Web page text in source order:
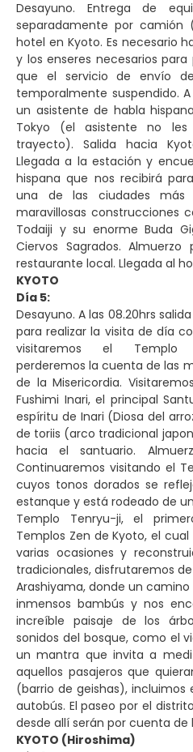
Desayuno. Entrega de
separadamente por camión
hotel en Kyoto. Es necesario
y los enseres necesarios
que el servicio de envío
temporalmente suspendido.
un asistente de habla
Tokyo (el asistente no
trayecto). Salida hacia
Llegada a la estación y
hispana que nos recibirá
una de las ciudades más
maravillosas construcciones
Todaiji y su enorme Buda
Ciervos Sagrados.
restaurante local. Llegada al
KYOTO
Día 5:
Desayuno. A las 08.20hrs
para realizar la visita de día
visitaremos el Templo
perderemos la cuenta de las
de la Misericordia.
Fushimi Inari, el principal
espíritu de Inari (Diosa del
de toriis (arco tradicional
hacia el santuario.
Continuaremos visitando el
cuyos tonos dorados se
estanque y está rodeado de
Templo Tenryu-ji, el
Templos Zen de Kyoto, el
varias ocasiones y
tradicionales, disfrutaremos
Arashiyama, donde un
inmensos bambús y nos
increíble paisaje de los
sonidos del bosque, como el
un mantra que invita a
aquellos pasajeros que
(barrio de geishas),
autobús. El paseo por el
desde allí serán por cuenta de
KYOTO (Hiroshima)